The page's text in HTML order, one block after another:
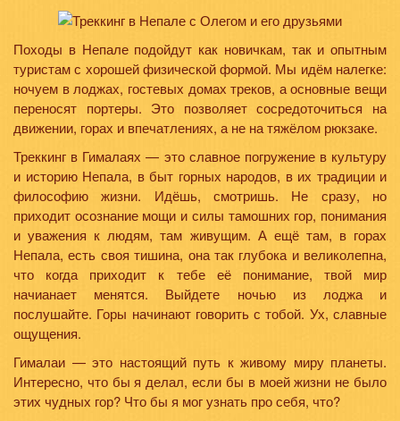
Походы в Непале подойдут как новичкам, так и опытным
туристам с хорошей физической формой. Мы идём налегке:
ночуем в лоджах, гостевых домах треков, а основные вещи
переносят портеры. Это позволяет сосредоточиться на
движении, горах и впечатлениях, а не на тяжёлом рюкзаке.
Треккинг в Гималаях — это славное погружение в культуру
и историю Непала, в быт горных народов, в их традиции и
философию жизни. Идёшь, смотришь. Не сразу, но
приходит осознание мощи и силы тамошних гор, понимания
и уважения к людям, там живущим. А ещё там, в горах
Непала, есть своя тишина, она так глубока и великолепна,
что когда приходит к тебе её понимание, твой мир
начианает менятся. Выйдете ночью из лоджа и
послушайте. Горы начинают говорить с тобой. Ух, славные
ощущения.
Гималаи — это настоящий путь к живому миру планеты.
Интересно, что бы я делал, если бы в моей жизни не было
этих чудных гор? Что бы я мог узнать про себя, что?